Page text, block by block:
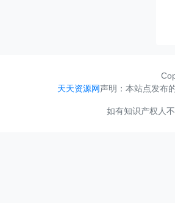
天天资源网声明：本站点发布
如有知识产权人